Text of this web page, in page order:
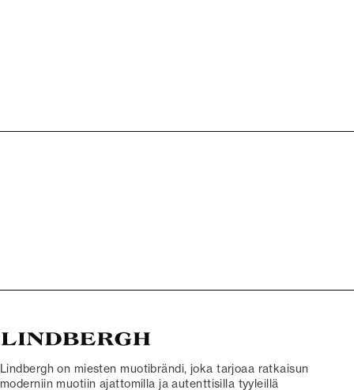
Lindbergh on miesten muotibrändi, joka tarjoaa ratkaisun
moderniin muotiin ajattomilla ja autenttisilla tyyleillä